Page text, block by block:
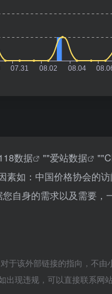
数据 ""爱站数据 ""
素如：中国价格协会的
自身的需求以及需要，
于该外部链接的指向，不由
现违规，可以直接联系网